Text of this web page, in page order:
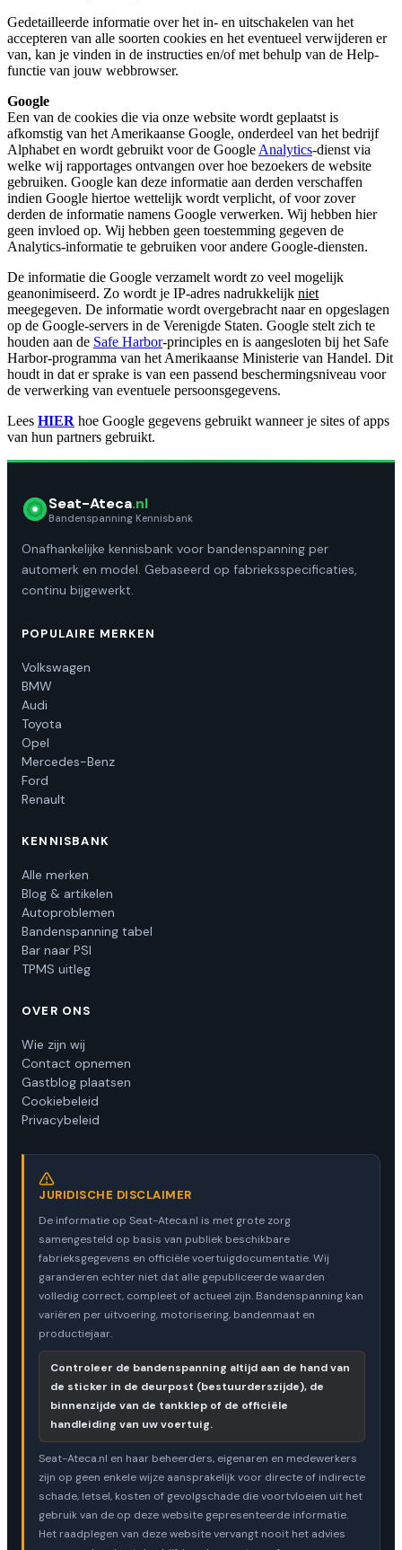
Gedetailleerde informatie over het in- en uitschakelen van het
accepteren van alle soorten cookies en het eventueel verwijderen er
van, kan je vinden in de instructies en/of met behulp van de Help-
functie van jouw webbrowser.
Google
Een van de cookies die via onze website wordt geplaatst is
afkomstig van het Amerikaanse Google, onderdeel van het bedrijf
Alphabet en wordt gebruikt voor de Google Analytics-dienst via
welke wij rapportages ontvangen over hoe bezoekers de website
gebruiken. Google kan deze informatie aan derden verschaffen
indien Google hiertoe wettelijk wordt verplicht, of voor zover
derden de informatie namens Google verwerken. Wij hebben hier
geen invloed op. Wij hebben geen toestemming gegeven de
Analytics-informatie te gebruiken voor andere Google-diensten.
De informatie die Google verzamelt wordt zo veel mogelijk
geanonimiseerd. Zo wordt je IP-adres nadrukkelijk niet
meegegeven. De informatie wordt overgebracht naar en opgeslagen
op de Google-servers in de Verenigde Staten. Google stelt zich te
houden aan de Safe Harbor-principles en is aangesloten bij het Safe
Harbor-programma van het Amerikaanse Ministerie van Handel. Dit
houdt in dat er sprake is van een passend beschermingsniveau voor
de verwerking van eventuele persoonsgegevens.
Lees HIER hoe Google gegevens gebruikt wanneer je sites of apps
van hun partners gebruikt.
Seat-Ateca.nl
Bandenspanning Kennisbank
Onafhankelijke kennisbank voor bandenspanning per
automerk en model. Gebaseerd op fabrieksspecificaties,
continu bijgewerkt.
POPULAIRE MERKEN
Volkswagen
BMW
Audi
Toyota
Opel
Mercedes-Benz
Ford
Renault
KENNISBANK
Alle merken
Blog & artikelen
Autoproblemen
Bandenspanning tabel
Bar naar PSI
TPMS uitleg
OVER ONS
Wie zijn wij
Contact opnemen
Gastblog plaatsen
Cookiebeleid
Privacybeleid
JURIDISCHE DISCLAIMER
De informatie op Seat-Ateca.nl is met grote zorg
samengesteld op basis van publiek beschikbare
fabrieksgegevens en officiële voertuigdocumentatie. Wij
garanderen echter niet dat alle gepubliceerde waarden
volledig correct, compleet of actueel zijn. Bandenspanning kan
variëren per uitvoering, motorisering, bandenmaat en
productiejaar.
Controleer de bandenspanning altijd aan de hand van
de sticker in de deurpost (bestuurderszijde), de
binnenzijde van de tankklep of de officiële
handleiding van uw voertuig.
Seat-Ateca.nl en haar beheerders, eigenaren en medewerkers
zijn op geen enkele wijze aansprakelijk voor directe of indirecte
schade, letsel, kosten of gevolgschade die voortvloeien uit het
gebruik van de op deze website gepresenteerde informatie.
Het raadplegen van deze website vervangt nooit het advies